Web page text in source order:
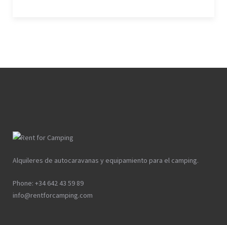
Alquileres de autocaravanas y equipamiento para el camping.
Phone: +34 642 43 59 89
info@rentforcamping.com